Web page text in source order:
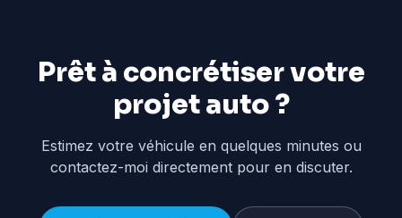
Prêt à concrétiser votre
projet auto ?
Estimez votre véhicule en quelques minutes ou
contactez-moi directement pour en discuter.